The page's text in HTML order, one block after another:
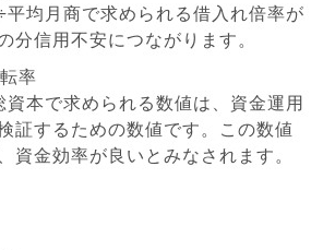
平均月商で求められる借入れ倍率が
分信用不安につながります。
率
資本で求められる数値は、資金運用
証するための数値です。この数値
資金効率が良いとみなされます。